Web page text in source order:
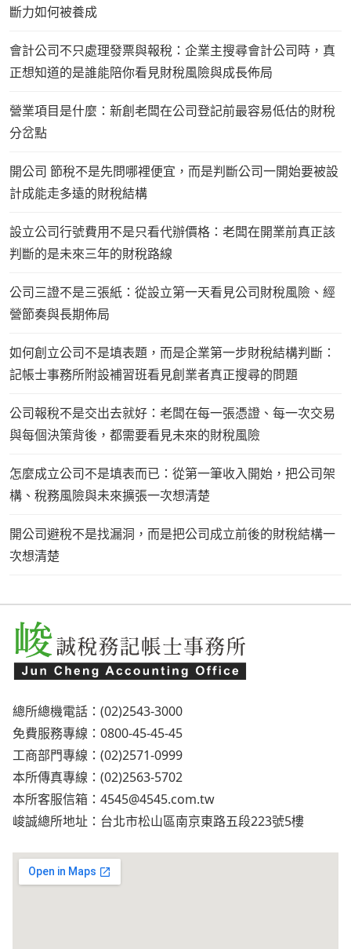
斷力如何被養成
會計公司不只處理發票與報稅：企業主搜尋會計公司時，真
正想知道的是誰能陪你看見財稅風險與成長佈局
營業項目是什麼：新創老闆在公司登記前最容易低估的財稅
分岔點
開公司 節稅不是先問哪裡便宜，而是判斷公司一開始要被設
計成能走多遠的財稅結構
設立公司行號費用不是只看代辦價格：老闆在開業前真正該
判斷的是未來三年的財稅路線
公司三證不是三張紙：從設立第一天看見公司財稅風險、經
營節奏與長期佈局
如何創立公司不是填表題，而是企業第一步財稅結構判斷：
記帳士事務所附設補習班看見創業者真正搜尋的問題
公司報稅不是交出去就好：老闆在每一張憑證、每一次交易
與每個決策背後，都需要看見未來的財稅風險
怎麼成立公司不是填表而已：從第一筆收入開始，把公司架
構、稅務風險與未來擴張一次想清楚
開公司避稅不是找漏洞，而是把公司成立前後的財稅結構一
次想清楚
總所總機電話：(02)2543-3000
免費服務專線：0800-45-45-45
工商部門專線：(02)2571-0999
本所傳真專線：(02)2563-5702
本所客服信箱： 4545@4545.com.tw
峻誠總所地址：台北市松山區南京東路五段223號5樓